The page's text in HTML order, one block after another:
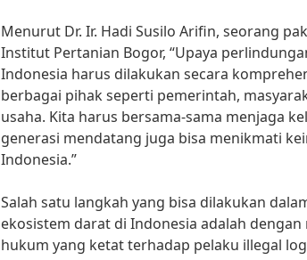
Menurut Dr. Ir. Hadi Susilo Arifin, seorang
Institut Pertanian Bogor, “Upaya
Indonesia harus dilakukan secara
berbagai pihak seperti pemerintah,
usaha. Kita harus bersama-sama menjaga
generasi mendatang juga bisa menikmati
Indonesia.”
Salah satu langkah yang bisa dilakukan
ekosistem darat di Indonesia adalah
hukum yang ketat terhadap pelaku illegal